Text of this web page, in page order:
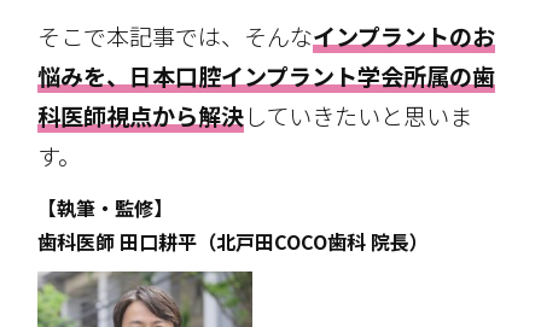
そこで本記事では、そんなインプラントのお
悩みを、日本口腔インプラント学会所属の歯
科医師視点から解決していきたいと思いま
す。
【執筆・監修】
歯科医師 田口耕平（北戸田COCO歯科 院長）